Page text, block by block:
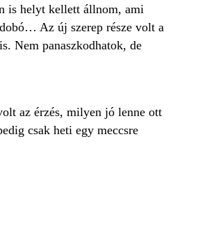
is helyt kellett állnom, ami
Az új szerep része volt a
Nem panaszkodhatok, de
az érzés, milyen jó lenne ott
csak heti egy meccsre